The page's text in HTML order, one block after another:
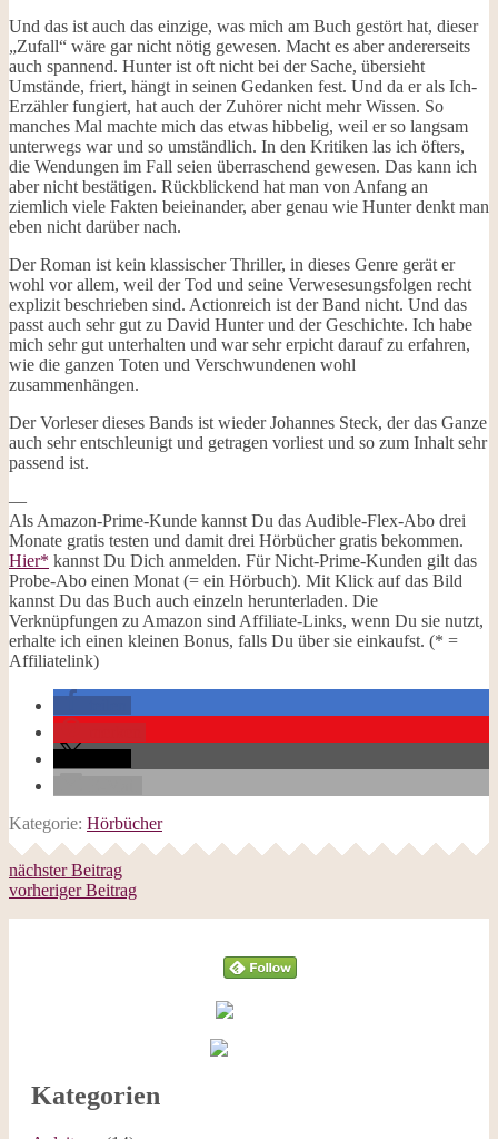
Und das ist auch das einzige, was mich am Buch gestört hat, dieser
„Zufall“ wäre gar nicht nötig gewesen. Macht es aber andererseits
auch spannend. Hunter ist oft nicht bei der Sache, übersieht
Umstände, friert, hängt in seinen Gedanken fest. Und da er als Ich-
Erzähler fungiert, hat auch der Zuhörer nicht mehr Wissen. So
manches Mal machte mich das etwas hibbelig, weil er so langsam
unterwegs war und so umständlich. In den Kritiken las ich öfters,
die Wendungen im Fall seien überraschend gewesen. Das kann ich
aber nicht bestätigen. Rückblickend hat man von Anfang an
ziemlich viele Fakten beieinander, aber genau wie Hunter denkt man
eben nicht darüber nach.
Der Roman ist kein klassischer Thriller, in dieses Genre gerät er
wohl vor allem, weil der Tod und seine Verwesesungsfolgen recht
explizit beschrieben sind. Actionreich ist der Band nicht. Und das
passt auch sehr gut zu David Hunter und der Geschichte. Ich habe
mich sehr gut unterhalten und war sehr erpicht darauf zu erfahren,
wie die ganzen Toten und Verschwundenen wohl
zusammenhängen.
Der Vorleser dieses Bands ist wieder Johannes Steck, der das Ganze
auch sehr entschleunigt und getragen vorliest und so zum Inhalt sehr
passend ist.
—
Als Amazon-Prime-Kunde kannst Du das Audible-Flex-Abo drei
Monate gratis testen und damit drei Hörbücher gratis bekommen.
Hier* kannst Du Dich anmelden. Für Nicht-Prime-Kunden gilt das
Probe-Abo einen Monat (= ein Hörbuch). Mit Klick auf das Bild
kannst Du das Buch auch einzeln herunterladen. Die
Verknüpfungen zu Amazon sind Affiliate-Links, wenn Du sie nutzt,
erhalte ich einen kleinen Bonus, falls Du über sie einkaufst. (* =
Affiliatelink)
Kategorie: Hörbücher
nächster Beitrag
vorheriger Beitrag
Kategorien